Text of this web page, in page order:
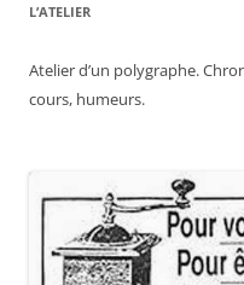
L’ATELIER
Atelier d’un polygraphe.
cours, humeurs.